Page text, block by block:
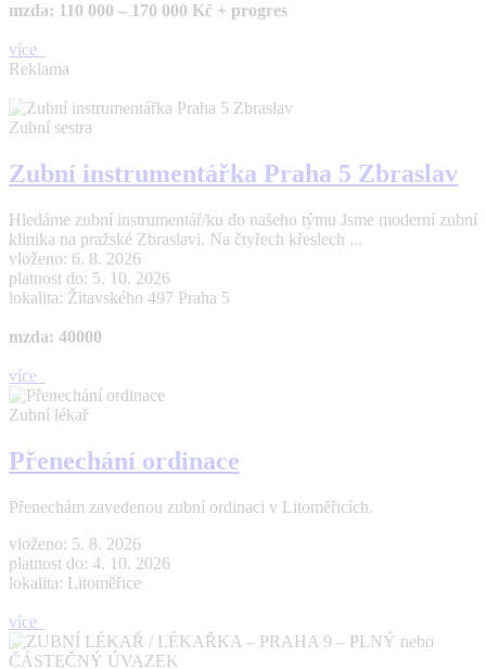
mzda: 110 000 – 170 000 Kč + progres
více
Reklama
Zubní sestra
Zubní instrumentářka Praha 5 Zbraslav
Hledáme zubní instrumentář/ku do našeho týmu Jsme moderní zubní
klinika na pražské Zbraslavi. Na čtyřech křeslech ...
vloženo: 6. 8. 2026
platnost do: 5. 10. 2026
lokalita: Žitavského 497 Praha 5
mzda: 40000
více
Zubní lékař
Přenechání ordinace
Přenechám zavedenou zubní ordinaci v Litoměřicích.
vloženo: 5. 8. 2026
platnost do: 4. 10. 2026
lokalita: Litoměřice
více